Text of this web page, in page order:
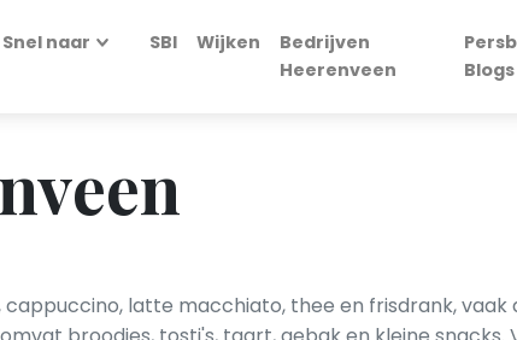
Snel naar SBI Wijken
Bedrijven
Heerenveen
Blogs
cappuccino, latte macchiato, thee en frisdrank,